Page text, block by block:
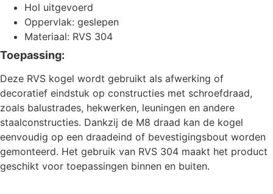
Hol uitgevoerd
Oppervlak: geslepen
Materiaal: RVS 304
Toepassing:
Deze RVS kogel wordt gebruikt als afwerking of
decoratief eindstuk op constructies met schroefdraad,
zoals balustrades, hekwerken, leuningen en andere
staalconstructies. Dankzij de M8 draad kan de kogel
eenvoudig op een draadeind of bevestigingsbout worden
gemonteerd. Het gebruik van RVS 304 maakt het product
geschikt voor toepassingen binnen en buiten.